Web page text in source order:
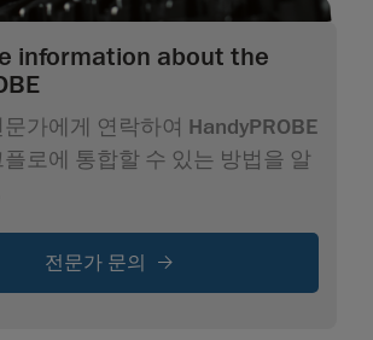
information about the
가에게 연락하여 HandyPROBE
로에 통합할 수 있는 방법을 알
전문가 문의